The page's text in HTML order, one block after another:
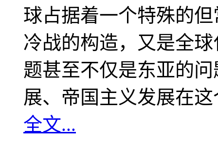
球占据着一个特殊的
冷战的构造，又是全
题甚至不仅是东亚的
展、帝国主义发展在
全文...